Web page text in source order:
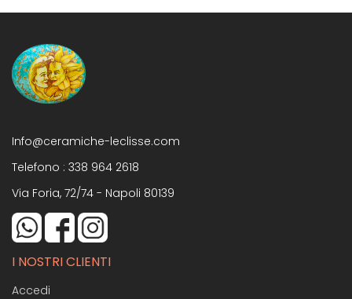
Info@ceramiche-leclisse.com
Telefono : 338 964 2618
Via Foria, 72/74 - Napoli 80139
I NOSTRI CLIENTI
Accedi